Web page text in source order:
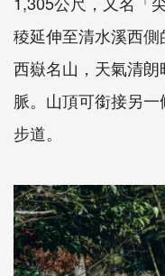
稜延伸至清水溪西
西嶽名山，天氣清
脈。山頂可銜接另
步道。